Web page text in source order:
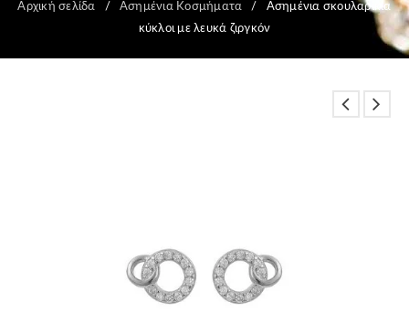
Αρχική σελίδα / Ασημένια Κοσμήματα /
Ασημένια σκουλαρίκια
κύκλοι με λευκά ζιργκόν